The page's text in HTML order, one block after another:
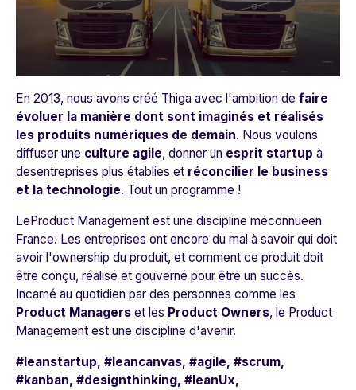
En 2013, nous avons créé Thiga avec l'ambition de faire
évoluer la manière dont sont imaginés et réalisés
les produits numériques de demain. Nous voulons
diffuser une culture agile, donner un esprit startup à
desentreprises plus établies et réconcilier le business
et la technologie. Tout un programme !
LeProduct Management est une discipline méconnueen
France. Les entreprises ont encore du mal à savoir qui doit
avoir l'ownership du produit, et comment ce produit doit
être conçu, réalisé et gouverné pour être un succès.
Incarné au quotidien par des personnes comme les
Product Managers et les Product Owners, le Product
Management est une discipline d'avenir.
#leanstartup, #leancanvas, #agile, #scrum,
#kanban, #designthinking, #leanUx,